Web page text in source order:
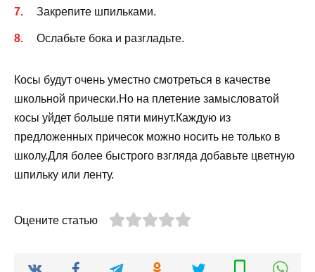
Закрепите шпильками.
Ослабьте бока и разгладьте.
Косы будут очень уместно смотреться в качестве
школьной прически.Но на плетение замысловатой
косы уйдет больше пяти минут.Каждую из
предложенных причесок можно носить не только в
школу.Для более быстрого взгляда добавьте цветную
шпильку или ленту.
Оцените статью